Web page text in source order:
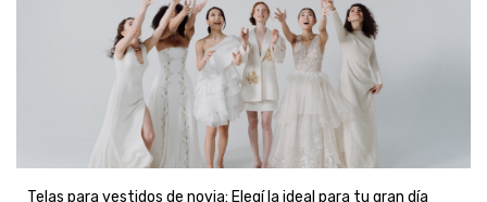
Telas para vestidos de novia: Elegí la ideal para tu gran día